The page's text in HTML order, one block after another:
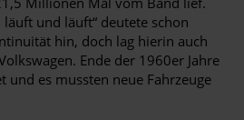
und läuft“ deutete schon
hin, doch lag hierin auch
Ende der 1960er Jahre
und es mussten neue Fahrzeuge